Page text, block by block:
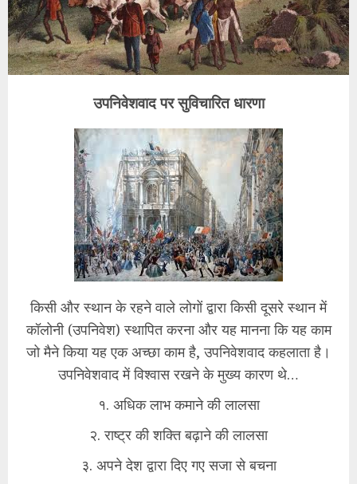
उपनिवेशवाद पर सुविचारित धारणा
किसी और स्थान के रहने वाले लोगों द्वारा किसी दूसरे स्थान में
कॉलोनी (उपनिवेश) स्थापित करना और यह मानना कि यह काम
जो मैने किया यह एक अच्छा काम है, उपनिवेशवाद कहलाता है।
उपनिवेशवाद में विश्वास रखने के मुख्य कारण थे…
१. अधिक लाभ कमाने की लालसा
२. राष्ट्र की शक्ति बढ़ाने की लालसा
३. अपने देश द्वारा दिए गए सजा से बचना